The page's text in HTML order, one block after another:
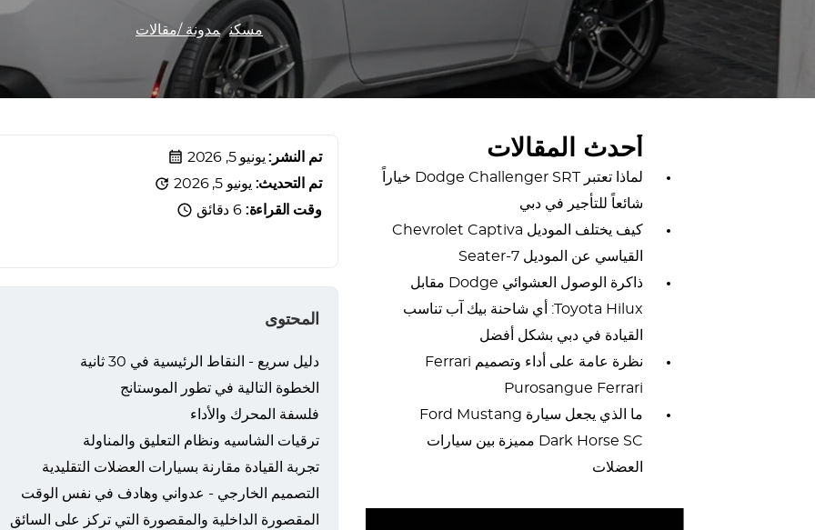
مسكن مدونة /مقالات
تم النشر: يونيو 5, 2026
تم التحديث: يونيو 5, 2026
وقت القراءة:6 دقائق
المحتوى
دليل سريع - النقاط الرئيسية في 30 ثانية
الخطوة التالية في تطور الموستانج
فلسفة المحرك والأداء
ترقيات الشاسيه ونظام التعليق والمناولة
تجربة القيادة مقارنة بسيارات العضلات التقليدية
التصميم الخارجي - عدواني وهادف في نفس الوقت
المقصورة الداخلية والمقصورة التي تركز على السائق
أحدث المقالات
لماذا تعتبر Dodge Challenger SRT خياراً
شائعاً للتأجير في دبي
كيف يختلف الموديل Chevrolet Captiva
القياسي عن الموديل 7-Seater
ذاكرة الوصول العشوائي Dodge مقابل
Toyota Hilux: أي شاحنة بيك آب تناسب
القيادة في دبي بشكل أفضل
نظرة عامة على أداء وتصميم Ferrari
Purosangue Ferrari
ما الذي يجعل سيارة Ford Mustang
Dark Horse SC مميزة بين سيارات
العضلات